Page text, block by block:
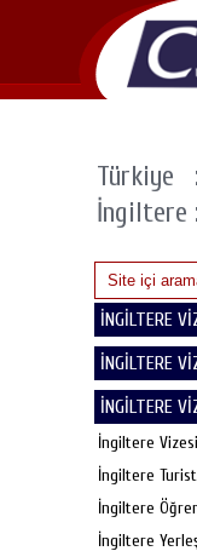
Türkiye :
İngiltere :
İNGİLTERE
İNGİLTERE
İNGİLTERE
İngiltere
İngiltere
İngiltere
İngiltere